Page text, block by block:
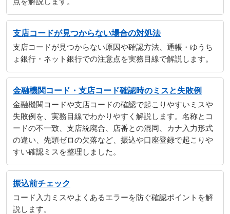
支店コードが見つからない場合の対処法
支店コードが見つからない原因や確認方法、通帳・ゆうち
ょ銀行・ネット銀行での注意点を実務目線で解説します。
金融機関コード・支店コード確認時のミスと失敗例
金融機関コードや支店コードの確認で起こりやすいミスや
失敗例を、実務目線でわかりやすく解説します。名称とコ
ードの不一致、支店統廃合、店番との混同、カナ入力形式
の違い、先頭ゼロの欠落など、振込や口座登録で起こりや
すい確認ミスを整理しました。
振込前チェック
コード入力ミスやよくあるエラーを防ぐ確認ポイントを解
説します。